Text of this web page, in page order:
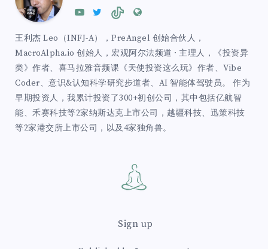
王利杰 Leo（INFJ-A），PreAngel 创始合伙人，
MacroAlpha.io 创始人，宏观阿尔法频道 · 主理人，《投资异
类》作者、喜马拉雅音频课《天使投资这么玩》作者、Vibe
Coder、意识&认知科学研究步道者、AI 智能体驾驶员。 作为
早期投资人，我累计投资了300+初创公司，其中包括亿航智
能、禾赛科技等2家纳斯达克上市公司，越疆科技、迅策科技
等2家港交所上市公司，以及4家独角兽。
Sign up